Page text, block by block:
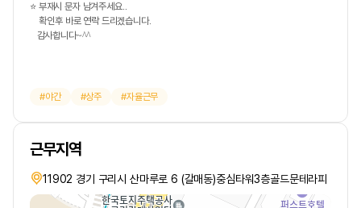
⭐ 부재시 문자 남겨주세요..
확인후 바로 연락 드리겠습니다.
감사합니다~^^
야간 상주 자율근무
근무지역
11902 경기 구리시 산마루로 6 (갈매동)중심타워3층골드문테라피